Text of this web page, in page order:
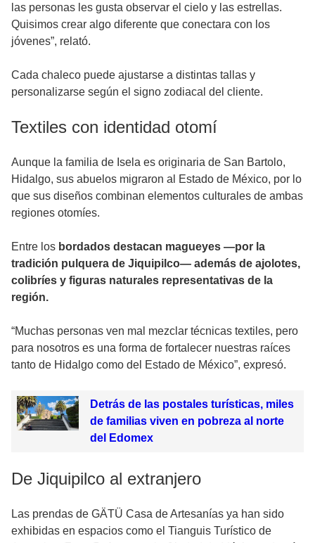
las personas les gusta observar el cielo y las estrellas.
Quisimos crear algo diferente que conectara con los
jóvenes”, relató.
Cada chaleco puede ajustarse a distintas tallas y
personalizarse según el signo zodiacal del cliente.
Textiles con identidad otomí
Aunque la familia de Isela es originaria de San Bartolo,
Hidalgo, sus abuelos migraron al Estado de México, por lo
que sus diseños combinan elementos culturales de ambas
regiones otomíes.
Entre los bordados destacan magueyes —por la
tradición pulquera de Jiquipilco— además de ajolotes,
colibríes y figuras naturales representativas de la
región.
“Muchas personas ven mal mezclar técnicas textiles, pero
para nosotros es una forma de fortalecer nuestras raíces
tanto de Hidalgo como del Estado de México”, expresó.
Detrás de las postales turísticas, miles
de familias viven en pobreza al norte
del Edomex
De Jiquipilco al extranjero
Las prendas de GÄTÜ Casa de Artesanías ya han sido
exhibidas en espacios como el Tianguis Turístico de